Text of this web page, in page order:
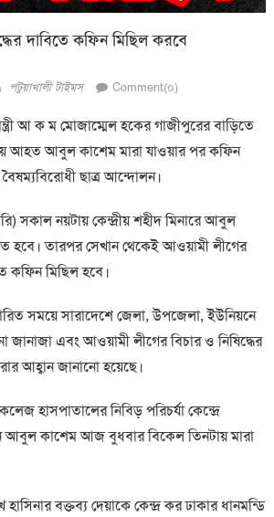
দাবিতে কফিন মিছিল করবে
Author
পটুয়াখালী টাইমস Comment(০)
আ ক ম মোজাম্মেল হকের গাজীপুরের বাড়িতে
আহত আবুল কাশেম মারা যাওয়ার পর কফিন
ছাত্র আন্দোলন।
সকাল নয়টায় কেন্দ্রীয় শহীদ মিনারে আবুল
হবে। তারপর সেখান থেকেই আওয়ামী লীগের
কফিন মিছিল হবে।
সময়ে সারাদেশে জেলা, উপজেলা, ইউনিয়নে
জানাজা এবং আওয়ামী লীগের বিচার ও নিষিদ্ধের
আহ্বান জানানো হয়েছে।
হাসপাতালের নিবিড় পরিচর্যা কেন্দ্রে
আবুল কাশেম আজ বুধবার বিকেল তিনটায় মারা
হাসিনার বক্তব্য দেয়াকে কেন্দ্র কর ঢাকার ধানমন্ডি